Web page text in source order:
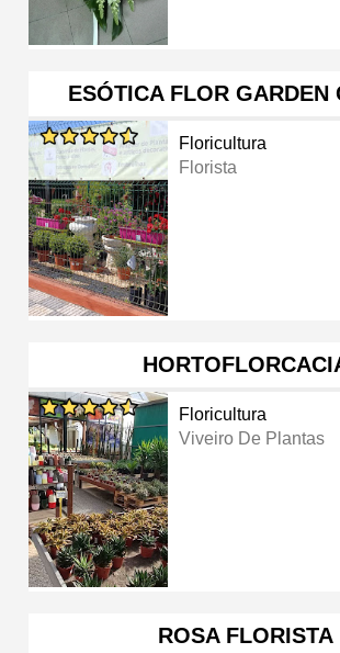
ESÓTICA FLOR GARDEN
Floricultura
Florista
Floricultura
Viveiro De Plantas
ROSA FLORISTA